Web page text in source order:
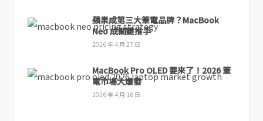
蘋果成第三大筆電品牌？MacBook
Neo 成關鍵推手
2026 年 4 月 27 日
MacBook Pro OLED 要來了！2026 筆
電市場大爆發
2026 年 4 月 16 日